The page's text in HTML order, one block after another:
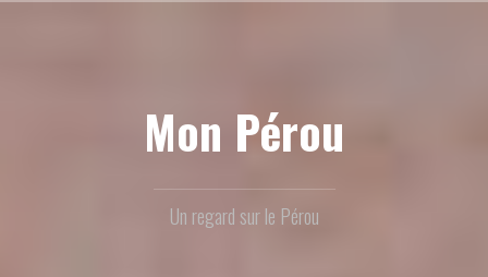
Mon Pérou
Un regard sur le Pérou